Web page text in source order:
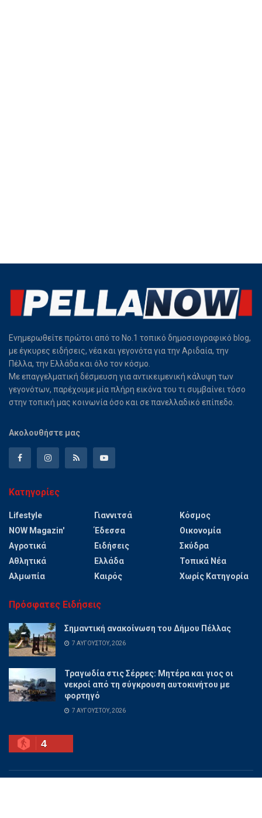
Ενημερωθείτε πρώτοι από το Νο.1 τοπικό δημοσιογραφικό blog,
με έγκυρες ειδήσεις, νέα και γεγονότα για την Αριδαία, την
Πέλλα, την Ελλάδα και όλο τον κόσμο.
Με επαγγελματική δέσμευση για αντικειμενική κάλυψη των
γεγονότων, παρέχουμε μία πλήρη εικόνα του τι συμβαίνει τόσο
στην τοπική μας κοινωνία όσο και σε πανελλαδικό επίπεδο.
Ακολουθήστε μας
Κατηγορίες
Lifestyle
NOW Magazin'
Αγροτικά
Αθλητικά
Αλμωπία
Γιαννιτσά
Έδεσσα
Ειδήσεις
Ελλάδα
Καιρός
Κόσμος
Οικονομία
Σκύδρα
Τοπικά Νέα
Χωρίς Κατηγορία
Πρόσφατες Ειδήσεις
Σημαντική ανακοίνωση του Δήμου Πέλλας
7 ΑΥΓΟΎΣΤΟΥ, 2026
Τραγωδία στις Σέρρες: Μητέρα και γιος οι
νεκροί από τη σύγκρουση αυτοκινήτου με
φορτηγό
7 ΑΥΓΟΎΣΤΟΥ, 2026
4